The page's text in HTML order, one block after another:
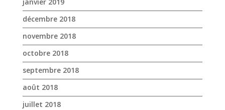
décembre 2018
novembre 2018
octobre 2018
septembre 2018
août 2018
juillet 2018